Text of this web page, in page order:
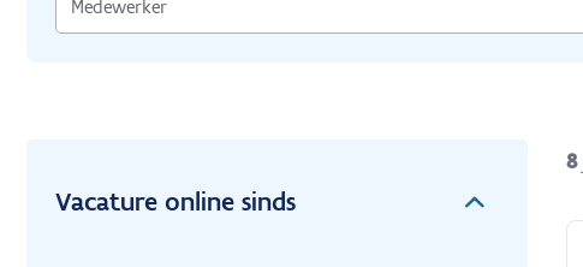
Vacature online sinds
8